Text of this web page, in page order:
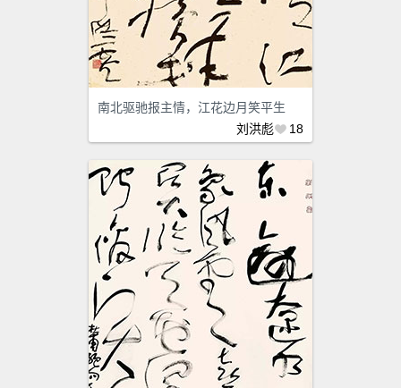
南北驱驰报主情，江花边月笑平生
刘洪彪
18